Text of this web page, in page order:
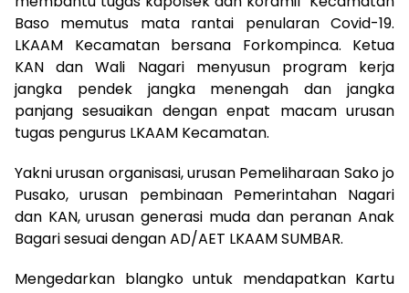
Baso memutus mata rantai penularan Covid-19.
LKAAM Kecamatan bersana Forkompinca. Ketua
KAN dan Wali Nagari menyusun program kerja
jangka pendek jangka menengah dan jangka
panjang sesuaikan dengan enpat macam urusan
tugas pengurus LKAAM Kecamatan.
Yakni urusan organisasi, urusan Pemeliharaan Sako jo
Pusako, urusan pembinaan Pemerintahan Nagari
dan KAN, urusan generasi muda dan peranan Anak
Bagari sesuai dengan AD/AET LKAAM SUMBAR.
Mengedarkan blangko untuk mendapatkan Kartu